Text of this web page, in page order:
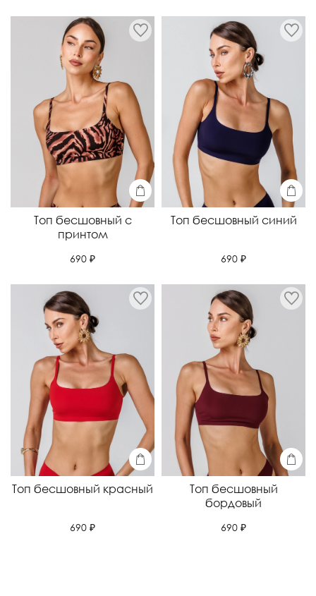
Топ бесшовный с
принтом
690 ₽
Топ бесшовный синий
690 ₽
Топ бесшовный красный
690 ₽
Топ бесшовный
бордовый
690 ₽